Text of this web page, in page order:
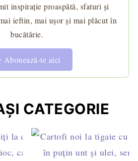
inspirație proaspătă, sfaturi și
ieftin, mai ușor și mai plăcut în
bucătărie.
Abonează-te aici
CATEGORIE